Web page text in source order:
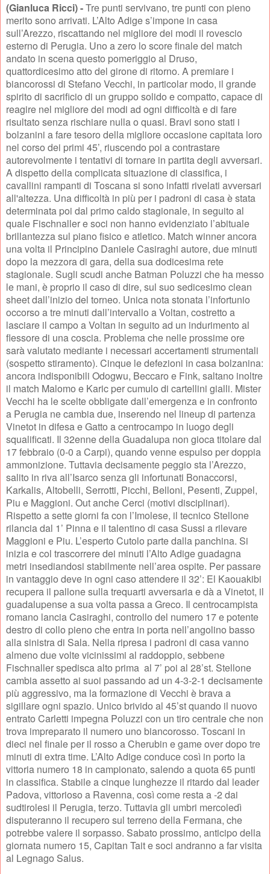
(Gianluca Ricci) -Tre punti servivano, tre punti con pieno
merito sono arrivati. L’Alto Adige s’impone in casa
sull’Arezzo, riscattando nel migliore dei modi il rovescio
esterno di Perugia. Uno a zero lo score finale del match
andato in scena questo pomeriggio al Druso,
quattordicesimo atto del girone di ritorno. A premiare i
biancorossi di Stefano Vecchi, in particolar modo, il grande
spirito di sacrificio di un gruppo solido e compatto, capace di
reagire nel migliore dei modi ad ogni difficoltà e di fare
risultato senza rischiare nulla o quasi. Bravi sono stati i
bolzanini a fare tesoro della migliore occasione capitata loro
nel corso dei primi 45’, riuscendo poi a contrastare
autorevolmente i tentativi di tornare in partita degli avversari.
A dispetto della complicata situazione di classifica, i
cavallini rampanti di Toscana si sono infatti rivelati avversari
all'altezza. Una difficoltà in più per i padroni di casa è stata
determinata poi dal primo caldo stagionale, in seguito al
quale Fischnaller e soci non hanno evidenziato l’abituale
brillantezza sul piano fisico e atletico. Match winner ancora
una volta il Principino Daniele Casiraghi autore, due minuti
dopo la mezzora di gara, della sua dodicesima rete
stagionale. Sugli scudi anche Batman Poluzzi che ha messo
le mani, è proprio il caso di dire, sul suo sedicesimo clean
sheet dall’inizio del torneo. Unica nota stonata l’infortunio
occorso a tre minuti dall’intervallo a Voltan, costretto a
lasciare il campo a Voltan in seguito ad un indurimento al
flessore di una coscia. Problema che nelle prossime ore
sarà valutato mediante i necessari accertamenti strumentali
(sospetto stiramento). Cinque le defezioni in casa bolzanina:
ancora indisponibili Odogwu, Beccaro e Fink, saltano inoltre
il match Malomo e Karic per cumulo di cartellini gialli. Mister
Vecchi ha le scelte obbligate dall’emergenza e in confronto
a Perugia ne cambia due, inserendo nel lineup di partenza
Vinetot in difesa e Gatto a centrocampo in luogo degli
squalificati. Il 32enne della Guadalupa non gioca titolare dal
17 febbraio (0-0 a Carpi), quando venne espulso per doppia
ammonizione. Tuttavia decisamente peggio sta l’Arezzo,
salito in riva all’Isarco senza gli infortunati Bonaccorsi,
Karkalis, Altobelli, Serrotti, Picchi, Belloni, Pesenti, Zuppel,
Piu e Maggioni. Out anche Cerci (motivi disciplinari).
Rispetto a sette giorni fa con l’Imolese, il tecnico Stellone
rilancia dal 1’ Pinna e il talentino di casa Sussi a rilevare
Maggioni e Piu. L’esperto Cutolo parte dalla panchina. Si
inizia e col trascorrere dei minuti l’Alto Adige guadagna
metri insediandosi stabilmente nell’area ospite. Per passare
in vantaggio deve in ogni caso attendere il 32’: El Kaouakibi
recupera il pallone sulla trequarti avversaria e dà a Vinetot, il
guadalupense a sua volta passa a Greco. Il centrocampista
romano lancia Casiraghi, controllo del numero 17 e potente
destro di collo pieno che entra in porta nell’angolino basso
alla sinistra di Sala. Nella ripresa i padroni di casa vanno
almeno due volte vicinissimi al raddoppio, sebbene
Fischnaller spedisca alto prima al 7’ poi al 28’st. Stellone
cambia assetto ai suoi passando ad un 4-3-2-1 decisamente
più aggressivo, ma la formazione di Vecchi è brava a
sigillare ogni spazio. Unico brivido al 45’st quando il nuovo
entrato Carletti impegna Poluzzi con un tiro centrale che non
trova impreparato il numero uno biancorosso. Toscani in
dieci nel finale per il rosso a Cherubin e game over dopo tre
minuti di extra time. L’Alto Adige conduce così in porto la
vittoria numero 18 in campionato, salendo a quota 65 punti
in classifica. Stabile a cinque lunghezze il ritardo dal leader
Padova, vittorioso a Ravenna, così come resta a -2 dai
sudtirolesi il Perugia, terzo. Tuttavia gli umbri mercoledì
disputeranno il recupero sul terreno della Fermana, che
potrebbe valere il sorpasso. Sabato prossimo, anticipo della
giornata numero 15, Capitan Tait e soci andranno a far visita
al Legnago Salus.